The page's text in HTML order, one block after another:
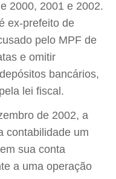
2000, 2001 e 2002.
ex-prefeito de
pelo MPF de
e omitir
bancários,
lei fiscal.
de 2002, a
contabilidade um
sua conta
a uma operação